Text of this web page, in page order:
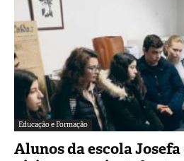
Educação e Formação
Alunos da escola